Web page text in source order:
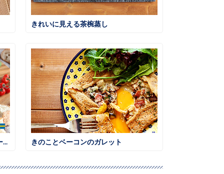
きれいに見える茶椀蒸し
ハッセルバックポテト ローズマリー風味 きのことベーコンのガレット